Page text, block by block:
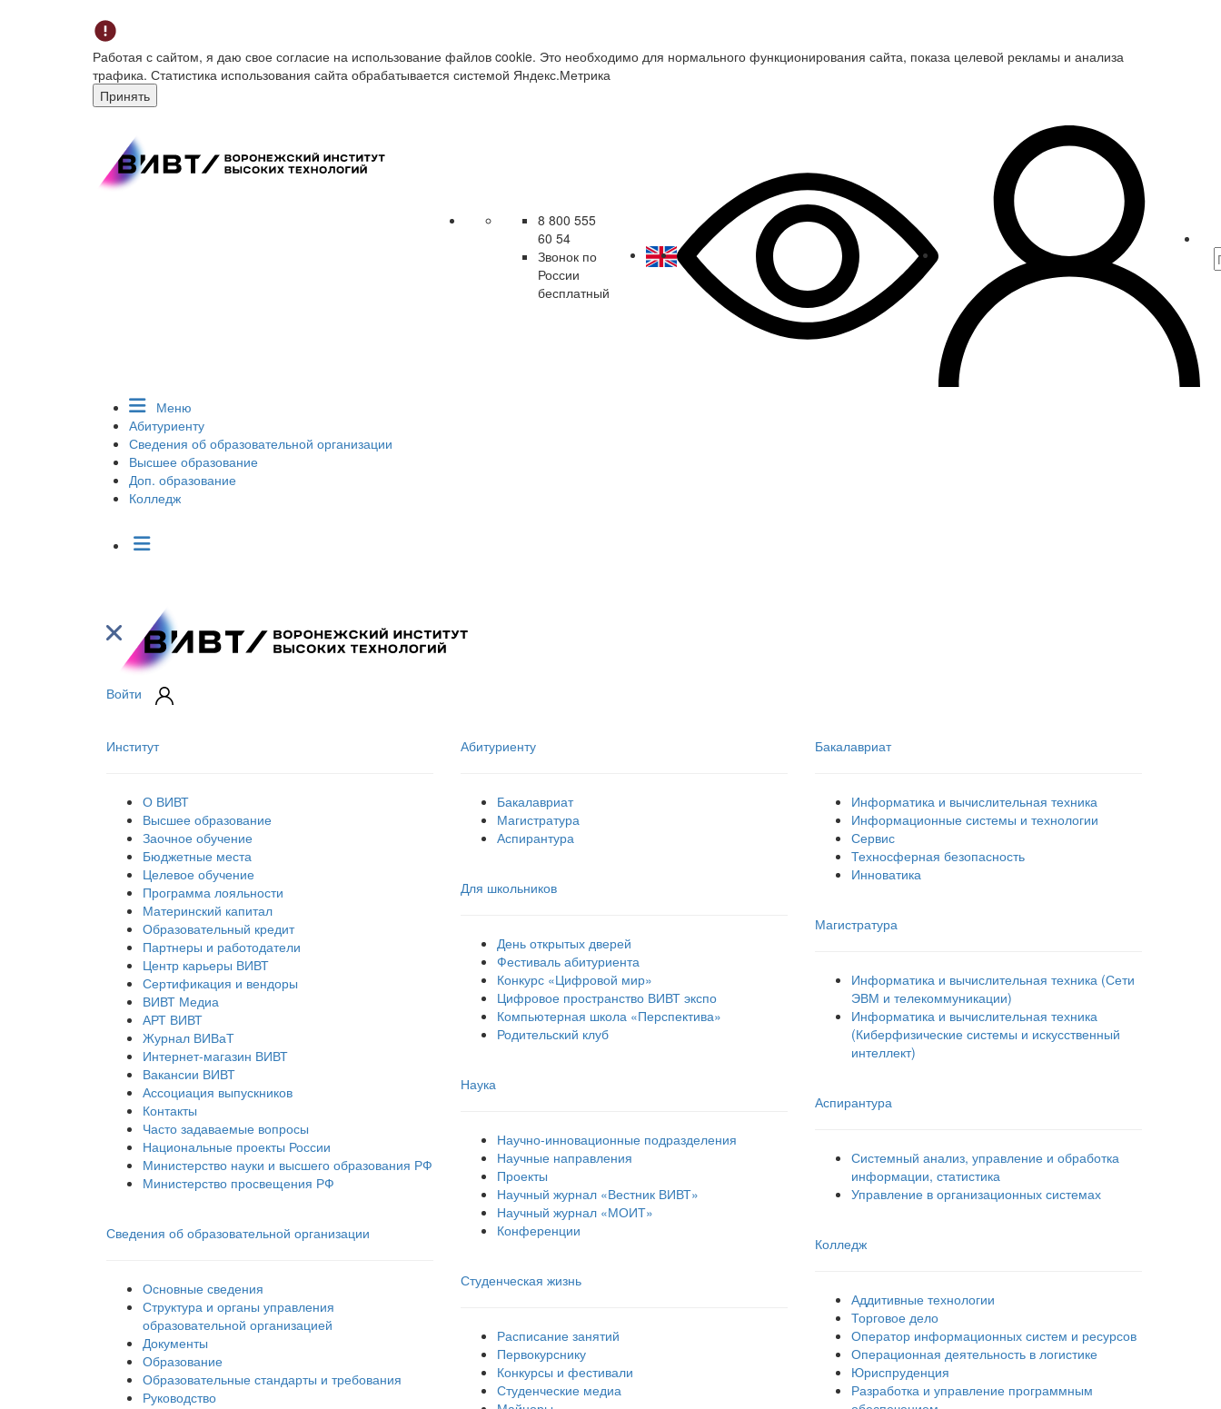
Работая с сайтом, я даю свое согласие на использование файлов cookie. Это необходимо для нормального функционирования сайта, показа целевой рекламы и анализа
трафика. Статистика использования сайта обрабатывается системой Яндекс.Метрика
Принять
8 800 555
60 54
Звонок по
России
бесплатный
Меню
Абитуриенту
Сведения об образовательной организации
Высшее образование
Доп. образование
Колледж
Войти
Институт
О ВИВТ
Высшее образование
Заочное обучение
Бюджетные места
Целевое обучение
Программа лояльности
Материнский капитал
Образовательный кредит
Партнеры и работодатели
Центр карьеры ВИВТ
Сертификация и вендоры
ВИВТ Медиа
АРТ ВИВТ
Журнал ВИВаТ
Интернет-магазин ВИВТ
Вакансии ВИВТ
Ассоциация выпускников
Контакты
Часто задаваемые вопросы
Национальные проекты России
Министерство науки и высшего образования РФ
Министерство просвещения РФ
Сведения об образовательной организации
Основные сведения
Структура и органы управления
образовательной организацией
Документы
Образование
Образовательные стандарты и требования
Руководство
Абитуриенту
Бакалавриат
Магистратура
Аспирантура
Для школьников
День открытых дверей
Фестиваль абитуриента
Конкурс «Цифровой мир»
Цифровое пространство ВИВТ экспо
Компьютерная школа «Перспектива»
Родительский клуб
Наука
Научно-инновационные подразделения
Научные направления
Проекты
Научный журнал «Вестник ВИВТ»
Научный журнал «МОИТ»
Конференции
Студенческая жизнь
Расписание занятий
Первокурснику
Конкурсы и фестивали
Студенческие медиа
Бакалавриат
Информатика и вычислительная техника
Информационные системы и технологии
Сервис
Техносферная безопасность
Инноватика
Магистратура
Информатика и вычислительная техника (Сети
ЭВМ и телекоммуникации)
Информатика и вычислительная техника
(Киберфизические системы и искусственный
интеллект)
Аспирантура
Системный анализ, управление и обработка
информации, статистика
Управление в организационных системах
Колледж
Аддитивные технологии
Торговое дело
Оператор информационных систем и ресурсов
Операционная деятельность в логистике
Юриспруденция
Разработка и управление программным